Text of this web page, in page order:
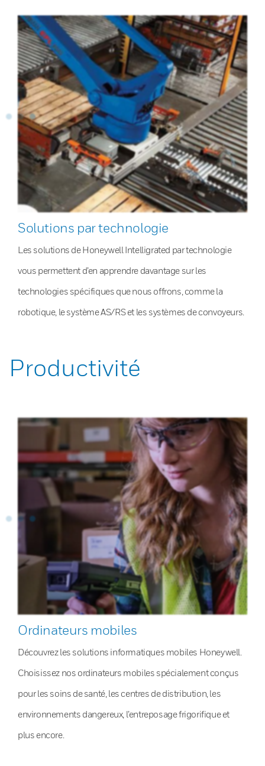
Solutions par technologie
Les solutions de Honeywell Intelligrated par technologie
vous permettent d’en apprendre davantage sur les
technologies spécifiques que nous offrons, comme la
robotique, le système AS/RS et les systèmes de convoyeurs.
Productivité
Ordinateurs mobiles
Découvrez les solutions informatiques mobiles Honeywell.
Choisissez nos ordinateurs mobiles spécialement conçus
pour les soins de santé, les centres de distribution, les
environnements dangereux, l’entreposage frigorifique et
plus encore.